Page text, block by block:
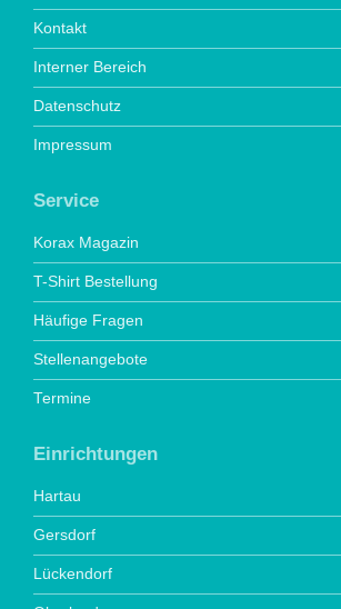
Kontakt
Interner Bereich
Datenschutz
Impressum
Service
Korax Magazin
T-Shirt Bestellung
Häufige Fragen
Stellenangebote
Termine
Einrichtungen
Hartau
Gersdorf
Lückendorf